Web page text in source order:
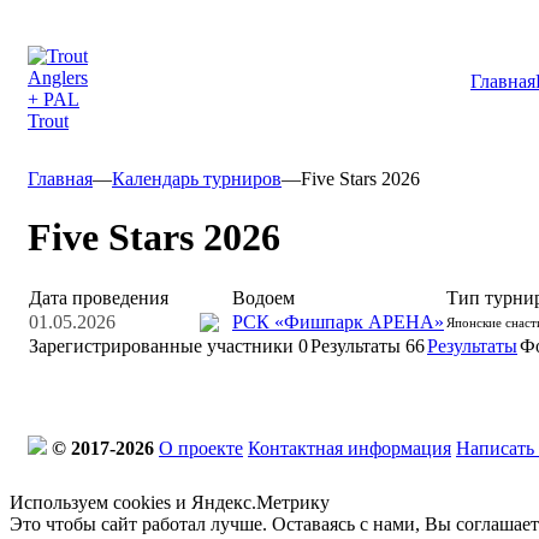
Главная
Главная—Календарь турниров—Five Stars 2026
Five Stars 2026
Дата проведения Водоем
Тип
01.05.2026
РСК «Фишпарк АРЕНА» Японские
Зарегистрированные участники 0Результаты 66Результаты
© 2017-2026 О проекте Контактная информация
Используем cookies и Яндекс.Метрику
Это чтобы сайт работал лучше. Оставаясь с нами, Вы